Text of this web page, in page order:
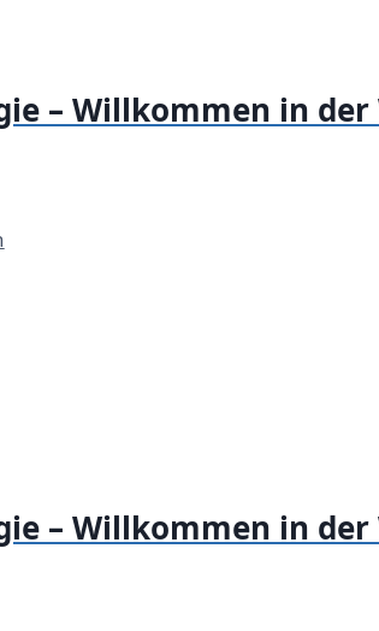
– Willkommen in der
– Willkommen in der